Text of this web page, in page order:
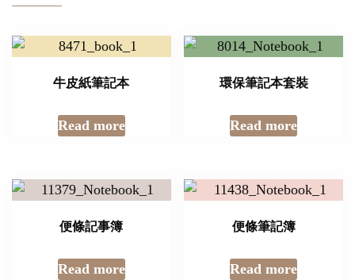
牛皮紙筆記本
Read more
環保筆記本套裝
Read more
便條記事簿
Read more
便條筆記簿
Read more